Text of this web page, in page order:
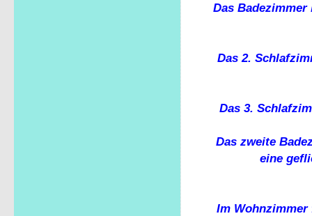
Das Badezimmer
Das 2.
Das 3.
Das zweite
eine
Im Wohnzimmer